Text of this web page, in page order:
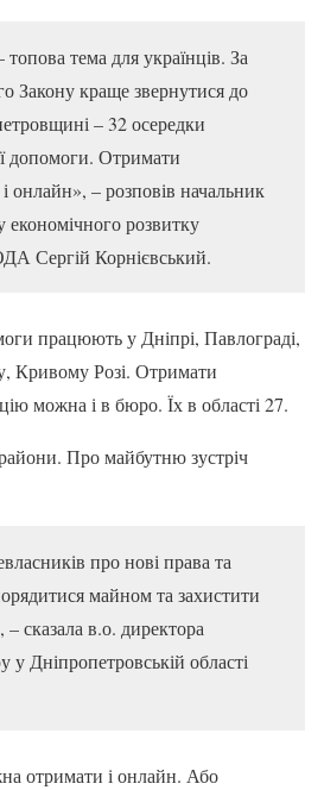
тема для українців. За
Закону краще звернутися до
– 32 осередки
допомоги. Отримати
онлайн», – розповів начальник
економічного розвитку
Сергій Корнієвський.
працюють у Дніпрі, Павлограді,
Кривому Розі. Отримати
можна і в бюро. Їх в області 27.
Про майбутню зустріч
про нові права та
майном та захистити
– сказала в.о. директора
у Дніпропетровській області
отримати і онлайн. Або